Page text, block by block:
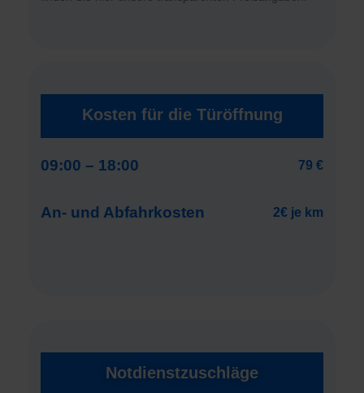
Kosten für die Türöffnung
09:00 – 18:00 79 €
An- und Abfahrkosten 2€ je km
Notdienstzuschläge